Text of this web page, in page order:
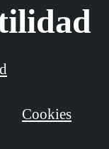
Cookies